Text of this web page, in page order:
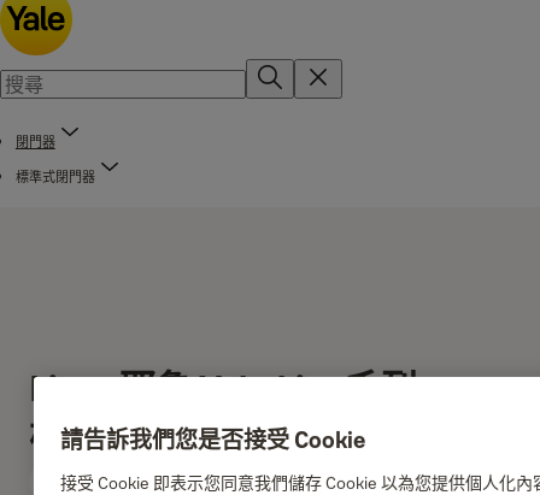
閉門器
標準式閉門器
Lite - 耶魯 Yale Lite 系列
標準式閉門器
Yale
請告訴我們您是否接受 Cookie
接受 Cookie 即表示您同意我們儲存 Cookie 以為您提供個人化內